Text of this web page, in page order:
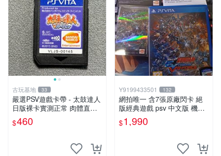
古玩基地 33
嚴選PSV遊戲卡帶 - 太鼓達人
日版裸卡實測正常 肉體直銷
Sony官方認證 太鼓達人 PSV
日版裸卡 測試無誤 PSV機專
$460
Y9199433501 132
網拍唯一 含7張原廠閃卡 絕
版經典遊戲 psv 中文版 機動
戰士 鋼彈 極限VS. FORCE
$1,990